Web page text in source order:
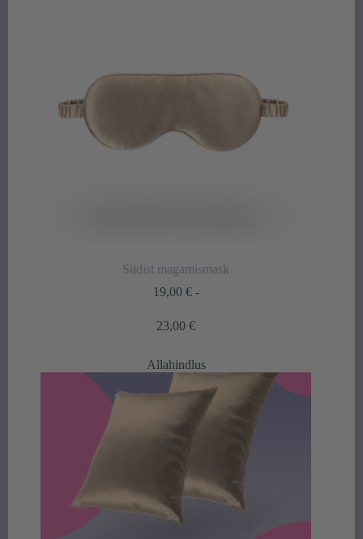
Siidist magamismask
19,00 € -
23,00€Hintaluokka:
23,00 €
Allahindlus